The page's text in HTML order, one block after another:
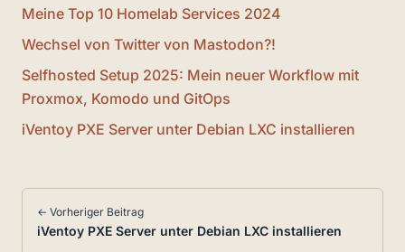
Meine Top 10 Homelab Services 2024
Wechsel von Twitter von Mastodon?!
Selfhosted Setup 2025: Mein neuer Workflow mit
Proxmox, Komodo und GitOps
iVentoy PXE Server unter Debian LXC installieren
← Vorheriger Beitrag
iVentoy PXE Server unter Debian LXC installieren